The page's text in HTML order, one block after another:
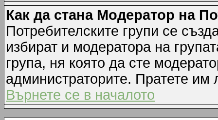
Как да стана Модератор на
Потребителските групи се
избират и модератора на
група, ня която да сте
администраторите. Пратете
Върнете се в началото